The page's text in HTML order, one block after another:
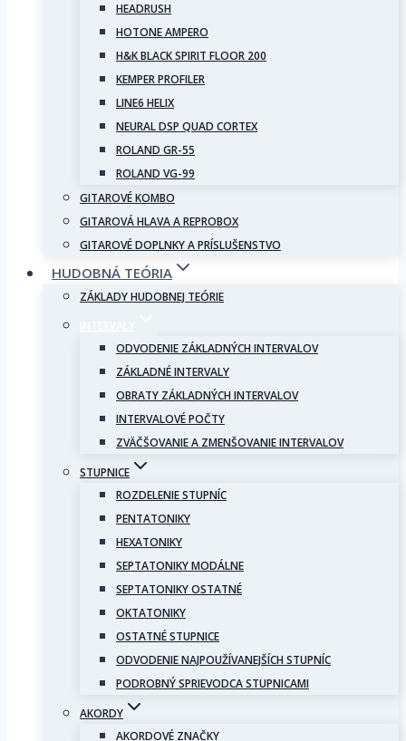
HEADRUSH
HOTONE AMPERO
H&K BLACK SPIRIT FLOOR 200
KEMPER PROFILER
LINE6 HELIX
NEURAL DSP QUAD CORTEX
ROLAND GR-55
ROLAND VG-99
GITAROVÉ KOMBO
GITAROVÁ HLAVA A REPROBOX
GITAROVÉ DOPLNKY A PRÍSLUŠENSTVO
HUDOBNÁ TEÓRIA
ZÁKLADY HUDOBNEJ TEÓRIE
ODVODENIE ZÁKLADNÝCH INTERVALOV
ZÁKLADNÉ INTERVALY
OBRATY ZÁKLADNÝCH INTERVALOV
INTERVALOVÉ POČTY
ZVÄČŠOVANIE A ZMENŠOVANIE INTERVALOV
STUPNICE
ROZDELENIE STUPNÍC
PENTATONIKY
HEXATONIKY
SEPTATONIKY MODÁLNE
SEPTATONIKY OSTATNÉ
OKTATONIKY
OSTATNÉ STUPNICE
ODVODENIE NAJPOUŽÍVANEJŠÍCH STUPNÍC
PODROBNÝ SPRIEVODCA STUPNICAMI
AKORDY
AKORDOVÉ ZNAČKY